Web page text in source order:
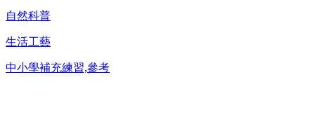
自然科普
生活工藝
中小學補充練習,參考